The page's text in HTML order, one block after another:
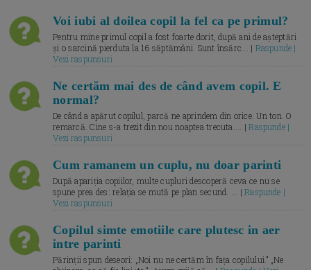
Voi iubi al doilea copil la fel ca pe primul?
Pentru mine primul copil a fost foarte dorit, după ani de așteptări
și o sarcină pierduta la 16 săptămâni. Sunt însărc... | Raspunde |
Vezi raspunsuri
Ne certăm mai des de când avem copil. E
normal?
De când a apărut copilul, parcă ne aprindem din orice. Un ton. O
remarcă. Cine s-a trezit din nou noaptea trecuta.... |Raspunde |
Vezi raspunsuri
Cum ramanem un cuplu, nu doar parinti
După apariția copiilor, multe cupluri descoperă ceva ce nu se
spune prea des: relația se mută pe plan secund. ... |Raspunde |
Vezi raspunsuri
Copilul simte emotiile care plutesc in aer
intre parinti
Părinții spun deseori: „Noi nu ne certăm în fața copilului.” „Ne